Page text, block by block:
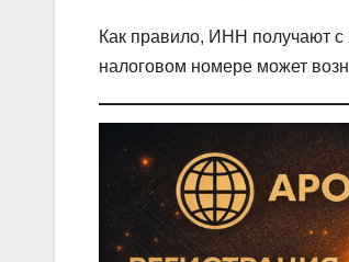
Как правило, ИНН получают с
налоговом номере может